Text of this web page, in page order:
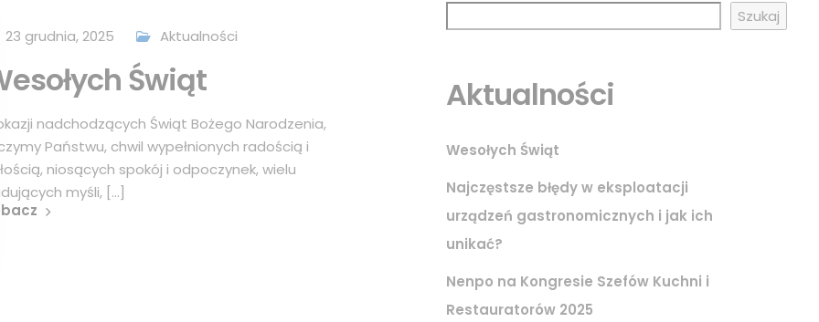
23 grudnia, 2025 Aktualności
Świąt
nadchodzących Świąt Bożego Narodzenia,
Państwu, chwil wypełnionych radością i
niosących spokój i odpoczynek, wielu
myśli, [...]
Szukaj
Aktualności
Wesołych Świąt
Najczęstsze błędy w eksploatacji
urządzeń gastronomicznych i jak ich
unikać?
Nenpo na Kongresie Szefów Kuchni i
Restauratorów 2025